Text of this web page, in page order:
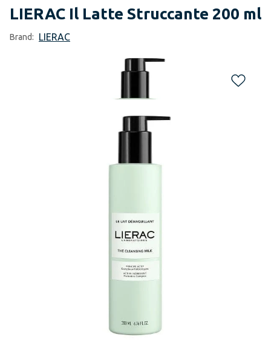
LIERAC Il Latte Struccante 200 ml
Brand: LIERAC